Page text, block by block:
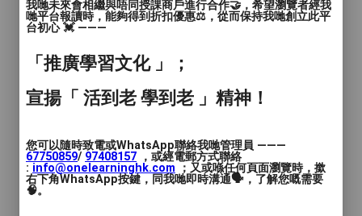
✅零基礎人士
✅想轉行業
✅為移民作準備
✅時間自由穩定收入
【國際基礎美甲證書課程】可銜接英國
豐富內容包括:
我哋未來會相繼與唔同授課商戶進行合作🤝，希望瀏覽者經我
哋平台報讀時，能夠得到折扣優惠⚖️，從而保持我哋創立此平
台初心 💓 ———
「推廣學習文化 」；
宣揚「 活到老 學到老 」精神！
您可以隨時致電或WhatsApp聯絡我哋管理員 ———
67750859/ 97408157 ，或經電郵方式聯絡
: info@onelearninghk.com ；又或喺任何頁面瀏覽時，撳
右下角WhatsApp按鍵，同我哋即時溝通🗣️，了解您嘅需要
🧠。